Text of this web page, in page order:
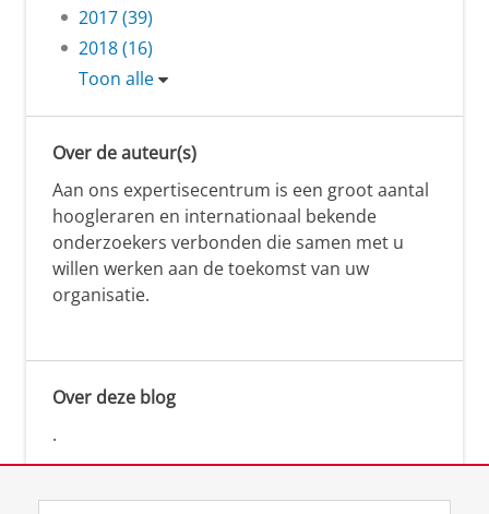
2017 (39)
2018 (16)
Toon alle
Over de auteur(s)
Aan ons expertisecentrum is een groot aantal
hoogleraren en internationaal bekende
onderzoekers verbonden die samen met u
willen werken aan de toekomst van uw
organisatie.
Over deze blog
.